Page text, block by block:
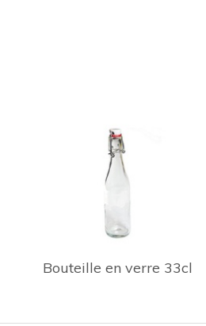
Bouteille en verre 33cl